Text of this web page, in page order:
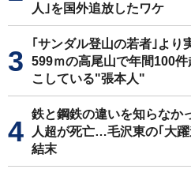
人｣を国外追放したワケ
｢サンダル登山の若者｣よ
599ｍの高尾山で年間100
こしている"張本人"
鉄と鋼鉄の違いを知らなか
人超が死亡…毛沢東の｢大
結末